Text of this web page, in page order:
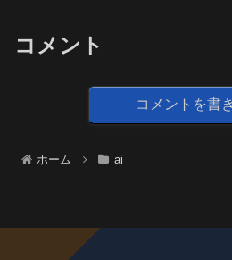
コメント
コメントを書
ホーム ai